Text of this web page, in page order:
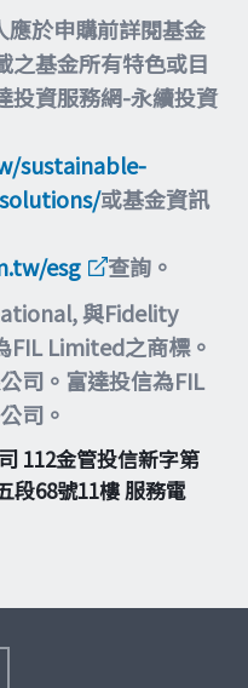
應於申購前詳閱基金
之基金所有特色或目
投資服務網-永續投資
sustainable-
或基金資訊
esg
查詢。
與Fidelity
Limited之商標。
司。富達投信為FIL
司。
112金管投信新字第
段68號11樓 服務電